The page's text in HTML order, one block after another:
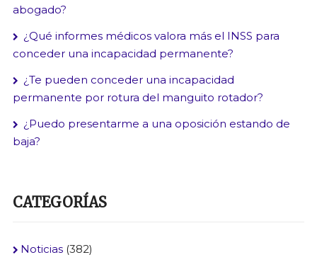
abogado?
¿Qué informes médicos valora más el INSS para
conceder una incapacidad permanente?
¿Te pueden conceder una incapacidad
permanente por rotura del manguito rotador?
¿Puedo presentarme a una oposición estando de
baja?
CATEGORÍAS
Noticias(382)